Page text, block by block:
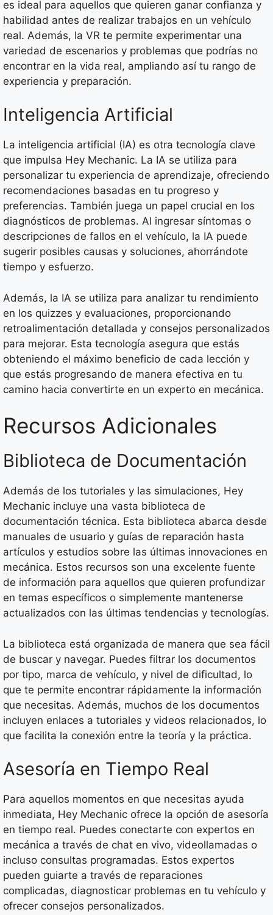
es ideal para aquellos que quieren ganar confianza y
habilidad antes de realizar trabajos en un vehículo
real. Además, la VR te permite experimentar una
variedad de escenarios y problemas que podrías no
encontrar en la vida real, ampliando así tu rango de
experiencia y preparación.
Inteligencia Artificial
La inteligencia artificial (IA) es otra tecnología clave
que impulsa Hey Mechanic. La IA se utiliza para
personalizar tu experiencia de aprendizaje, ofreciendo
recomendaciones basadas en tu progreso y
preferencias. También juega un papel crucial en los
diagnósticos de problemas. Al ingresar síntomas o
descripciones de fallos en el vehículo, la IA puede
sugerir posibles causas y soluciones, ahorrándote
tiempo y esfuerzo.
Además, la IA se utiliza para analizar tu rendimiento
en los quizzes y evaluaciones, proporcionando
retroalimentación detallada y consejos personalizados
para mejorar. Esta tecnología asegura que estás
obteniendo el máximo beneficio de cada lección y
que estás progresando de manera efectiva en tu
camino hacia convertirte en un experto en mecánica.
Recursos Adicionales
Biblioteca de Documentación
Además de los tutoriales y las simulaciones, Hey
Mechanic incluye una vasta biblioteca de
documentación técnica. Esta biblioteca abarca desde
manuales de usuario y guías de reparación hasta
artículos y estudios sobre las últimas innovaciones en
mecánica. Estos recursos son una excelente fuente
de información para aquellos que quieren profundizar
en temas específicos o simplemente mantenerse
actualizados con las últimas tendencias y tecnologías.
La biblioteca está organizada de manera que sea fácil
de buscar y navegar. Puedes filtrar los documentos
por tipo, marca de vehículo, y nivel de dificultad, lo
que te permite encontrar rápidamente la información
que necesitas. Además, muchos de los documentos
incluyen enlaces a tutoriales y videos relacionados, lo
que facilita la conexión entre la teoría y la práctica.
Asesoría en Tiempo Real
Para aquellos momentos en que necesitas ayuda
inmediata, Hey Mechanic ofrece la opción de asesoría
en tiempo real. Puedes conectarte con expertos en
mecánica a través de chat en vivo, videollamadas o
incluso consultas programadas. Estos expertos
pueden guiarte a través de reparaciones
complicadas, diagnosticar problemas en tu vehículo y
ofrecer consejos personalizados.